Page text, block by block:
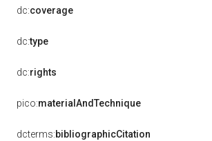
dc:coverage
dc:type
dc:rights
pico:materialAndTechnique
dcterms:bibliographicCitation